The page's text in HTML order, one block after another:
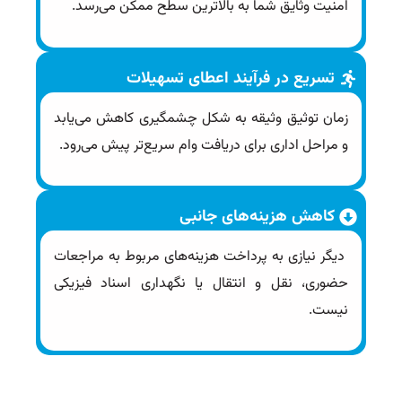
امنیت وثایق شما به بالاترین سطح ممکن می‌رسد.
تسریع در فرآیند اعطای تسهیلات
زمان توثیق وثیقه به شکل چشمگیری کاهش می‌یابد
و مراحل اداری برای دریافت وام سریع‌تر پیش می‌رود.
کاهش هزینه‌های جانبی
دیگر نیازی به پرداخت هزینه‌های مربوط به مراجعات
حضوری، نقل و انتقال یا نگهداری اسناد فیزیکی
نیست.